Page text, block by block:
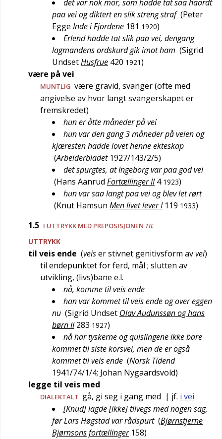
det var nok mor, som hadde tat saa haardt
paa vei og diktert en slik streng straf (Peter
Egge Inde i Fjordene 181 1920)
Erlend hadde tat slik paa vei, dengang
lagmandens ordskurd gik imot ham (Sigrid
UndsetHusfrue 420 1921)
være på vei
MUNTLIG være gravid, svanger (ofte med
angivelse av hvor langt svangerskapet er
fremskredet)
hun er åtte måneder på vei
hun var den gang 3 måneder på veien og
kjæresten hadde lovet henne ekteskap
(Arbeiderbladet 1927/143/2/5)
det spurgtes, at Ingeborg var paa god vei
(Hans Aanrud Fortællinger II 4 1923)
hun var saa langt paa vei og blev let rørt
(Knut Hamsun Men livet lever I 119 1933)
1.5 I UTTRYKK MED PREPOSISJONEN TIL
UTTRYKK
til veis ende (veiser stivnet genitivsform avvei)
til endepunktet for ferd, mål ; slutten av
utvikling, (livs)bane e.l.
nå, komme til veis ende
han var kommet til veis ende og over eggen
nu (Sigrid Undset Olav Audunssøn og hans
børn II 283 1927)
nå har tyskerne og quislingene ikke bare
kommet til siste korsvei, men de er også
kommet til veis ende (Norsk Tidend
1941/74/1/4; Johan Nygaardsvold)
legge til veis med
DIALEKTALT gå, gi seg i gang med | jf. i vei
[Knud] lagde [ikke] tilvegs med nogen sag,
før Lars Høgstad var rådspurt (Bjørnstjerne
Bjørnsons fortællinger 158)